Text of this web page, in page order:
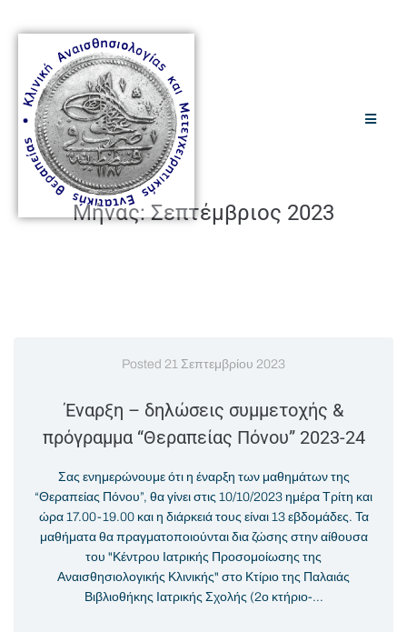
Μήνας:Σεπτέμβριος 2023
Posted 21 Σεπτεμβρίου 2023
Έναρξη – δηλώσεις συμμετοχής &
πρόγραμμα “Θεραπείας Πόνου” 2023-24
Σας ενημερώνουμε ότι η έναρξη των μαθημάτων της
“Θεραπείας Πόνου”, θα γίνει στις 10/10/2023 ημέρα Τρίτη και
ώρα 17.00-19.00 και η διάρκειά τους είναι 13 εβδομάδες. Τα
μαθήματα θα πραγματοποιούνται δια ζώσης στην αίθουσα
του "Κέντρου Ιατρικής Προσομοίωσης της
Αναισθησιολογικής Κλινικής" στο Κτίριο της Παλαιάς
Βιβλιοθήκης Ιατρικής Σχολής (2ο κτήριο-...